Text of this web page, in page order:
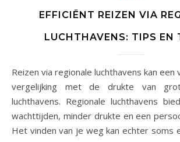
EFFICIËNT REIZEN VIA
LUCHTHAVENS: TIPS EN
Reizen via regionale luchthavens kan een verademing zijn in
vergelijking met de drukte van
luchthavens. Regionale luchthavens
wachttijden, minder drukte en een
Het vinden van je weg kan echter soms